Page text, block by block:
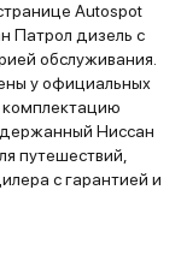
Autospot
Патрол дизель с
обслуживания.
у официальных
комплектацию
Ниссан
путешествий,
с гарантией и